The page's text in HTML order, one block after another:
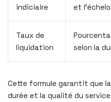
indiciaire
et
Taux de
liquidation
selon la
Cette formule garantit que
durée et la qualité du